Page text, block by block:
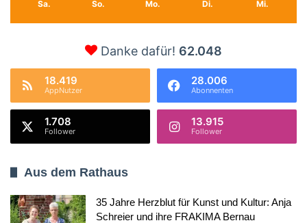
Sa. So. Mo. Di. Mi.
Danke dafür! 62.048
18.419
AppNutzer
28.006
Abonnenten
1.708
Follower
13.915
Follower
Aus dem Rathaus
35 Jahre Herzblut für Kunst und Kultur: Anja
Schreier und ihre FRAKIMA Bernau